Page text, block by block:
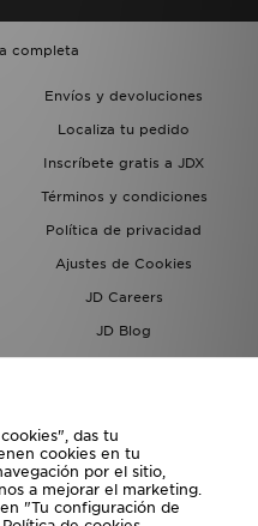
completa
Envíos y devoluciones
Localiza tu pedido
Inscríbete gratis a JDX
Términos y condiciones
Política de privacidad
Ajustes de Cookies
JD Careers
JD Blog
das tu
cookies en tu
por el sitio,
a mejorar el marketing.
"Tu configuración de